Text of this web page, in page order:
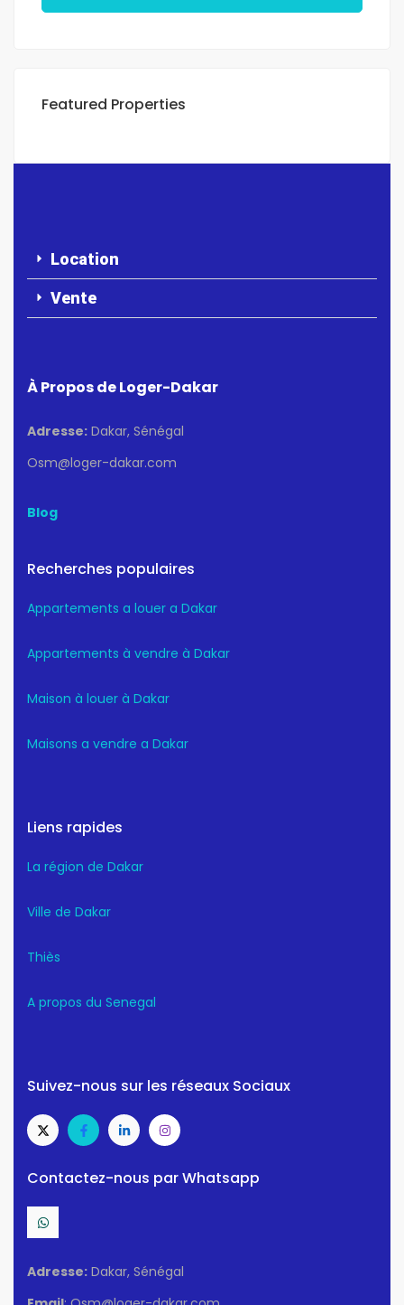
Featured Properties
Location
Vente
À Propos de Loger-Dakar
Adresse: Dakar, Sénégal
Osm@loger-dakar.com
Blog
Recherches populaires
Appartements a louer a Dakar
Appartements à vendre à Dakar
Maison à louer à Dakar
Maisons a vendre a Dakar
Liens rapides
La région de Dakar
Ville de Dakar
Thiès
A propos du Senegal
Suivez-nous sur les réseaux Sociaux
Contactez-nous par Whatsapp
Adresse: Dakar, Sénégal